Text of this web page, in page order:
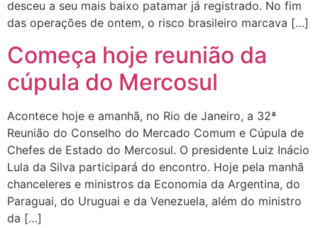
desceu a seu mais baixo patamar já registrado. No fim
das operações de ontem, o risco brasileiro marcava […]
Começa hoje reunião da
cúpula do Mercosul
Acontece hoje e amanhã, no Rio de Janeiro, a 32ª
Reunião do Conselho do Mercado Comum e Cúpula de
Chefes de Estado do Mercosul. O presidente Luiz Inácio
Lula da Silva participará do encontro. Hoje pela manhã
chanceleres e ministros da Economia da Argentina, do
Paraguai, do Uruguai e da Venezuela, além do ministro
da […]